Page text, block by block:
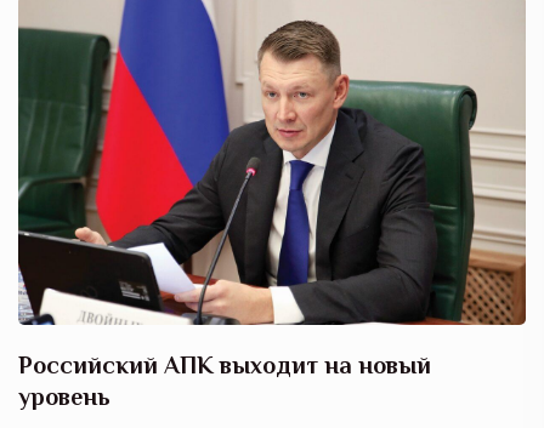
Российский АПК выходит на новый
уровень